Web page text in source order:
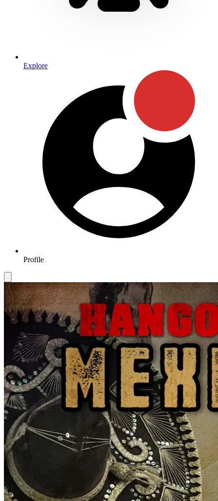
Explore
Profile